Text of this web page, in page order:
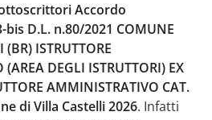
Accordo
D.L. n.80/2021 COMUNE
ISTRUTTORE
DEGLI ISTRUTTORI) EX
AMMINISTRATIVO CAT.
di Villa Castelli 2026. Infatti